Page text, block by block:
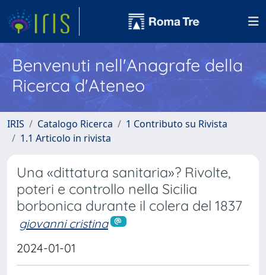
Benvenuti nell'Anagrafe della
Ricerca d'Ateneo
IRIS Catalogo Ricerca
1 Contributo su Rivista
1.1 Articolo in rivista
Una «dittatura sanitaria»? Rivolte,
poteri e controllo nella Sicilia
borbonica durante il colera del 1837
giovanni cristina
2024-01-01